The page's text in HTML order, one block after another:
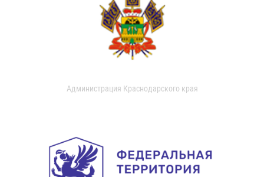
Администрация Краснодарского края